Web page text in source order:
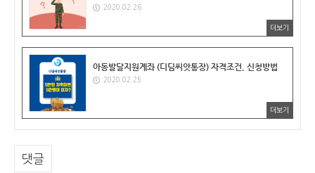
2020.02.26
더보기
아동발달지원계좌 (디딤씨앗통장) 자격조건, 신청방법
2020.02.25
더보기
댓글